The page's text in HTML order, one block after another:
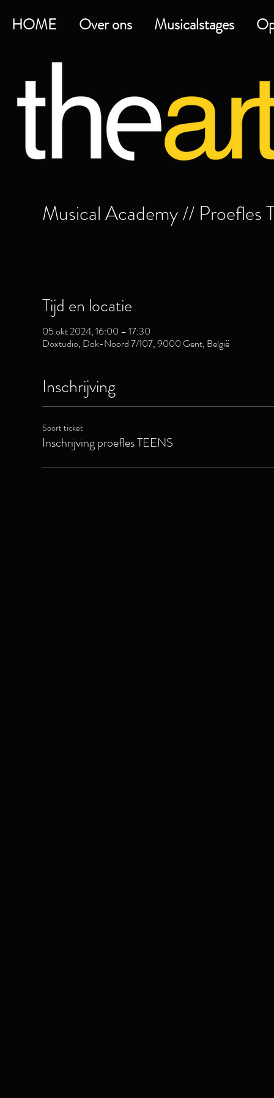
HOME Over ons Musicalstages
Musical Academy // Proefles
Tijd en locatie
05 okt 2024, 16:00 – 17:30
Doxtudio, Dok-Noord 7/107, 9000 Gent, België
Inschrijving
Soort ticket
Inschrijving proefles TEENS